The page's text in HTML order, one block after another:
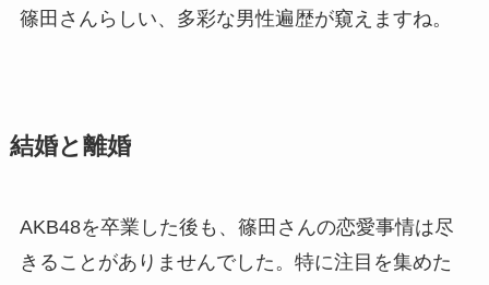
篠田さんらしい、多彩な男性遍歴が窺えますね。
結婚と離婚
AKB48を卒業した後も、篠田さんの恋愛事情は尽
きることがありませんでした。特に注目を集めた